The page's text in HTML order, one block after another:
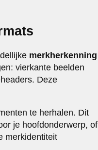
merkherkenning
vierkante beelden
Deze
te herhalen. Dit
je hoofdonderwerp, of
merkidentiteit